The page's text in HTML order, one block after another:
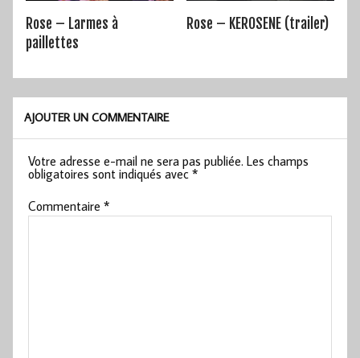
Rose – Larmes à
paillettes
Rose – KEROSENE (trailer)
AJOUTER UN COMMENTAIRE
Votre adresse e-mail ne sera pas publiée. Les champs
obligatoires sont indiqués avec*
Commentaire*